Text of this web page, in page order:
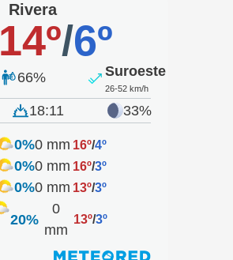
Rivera
14º/6º
66% Suroeste
26-52 km/h
18:11 33%
0%0 mm 16º/4º
0%0 mm 16º/3º
0%0 mm 13º/3º
20%
0
mm
13º/3º